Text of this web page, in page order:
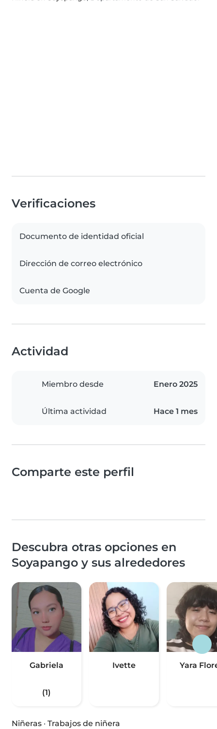
Verificaciones
Documento de identidad oficial
Dirección de correo electrónico
Cuenta de Google
Actividad
Miembro desde Enero 2025
Última actividad Hace 1 mes
Comparte este perfil
Descubra otras opciones en
Soyapango y sus alrededores
Gabriela
(1)
Ivette Yara
Niñeras · Trabajos de niñera